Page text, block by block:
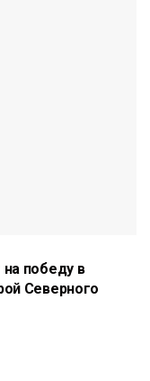
победу в
Северного